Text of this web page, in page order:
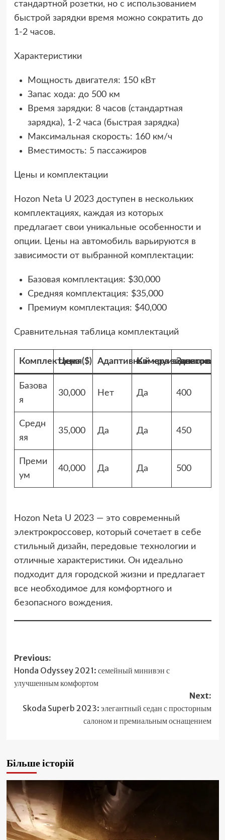
стандартной розетки, но с использованием
быстрой зарядки время можно сократить до
1-2 часов.
Характеристики
Мощность двигателя: 150 кВт
Запас хода: до 500 км
Время зарядки: 8 часов (стандартная
зарядка), 1-2 часа (быстрая зарядка)
Максимальная скорость: 160 км/ч
Вместимость: 5 пассажиров
Цены и комплектации
Hozon Neta U 2023 доступен в нескольких
комплектациях, каждая из которых
предлагает свои уникальные особенности и
опции. Цены на автомобиль варьируются в
зависимости от выбранной комплектации:
Базовая комплектация: $30,000
Средняя комплектация: $35,000
Премиум комплектация: $40,000
Сравнительная таблица комплектаций
Комплектация
Цена ($) Адаптивный круиз-контроль
Камера заднего
Запас хода
Базова
я
30,000 Нет Да 400
Средн
яя
35,000 Да Да 450
Преми
ум
40,000 Да Да 500
Hozon Neta U 2023 — это современный
электрокроссовер, который сочетает в себе
стильный дизайн, передовые технологии и
отличные характеристики. Он идеально
подходит для городской жизни и предлагает
все необходимое для комфортного и
безопасного вождения.
Post
navigation
Previous:
Honda Odyssey 2021: семейный минивэн с
улучшенным комфортом
Next:
Skoda Superb 2023: элегантный седан с просторным
салоном и премиальным оснащением
Більше історій